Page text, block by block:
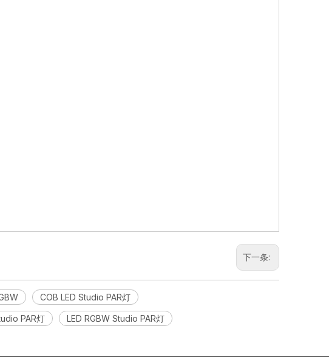
下一条:
COB LED Studio PAR灯
PAR灯 LED RGBW Studio PAR灯